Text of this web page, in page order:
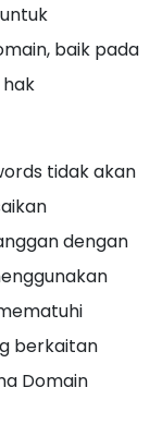
baik pada
tidak akan
dengan
berkaitan
Domain